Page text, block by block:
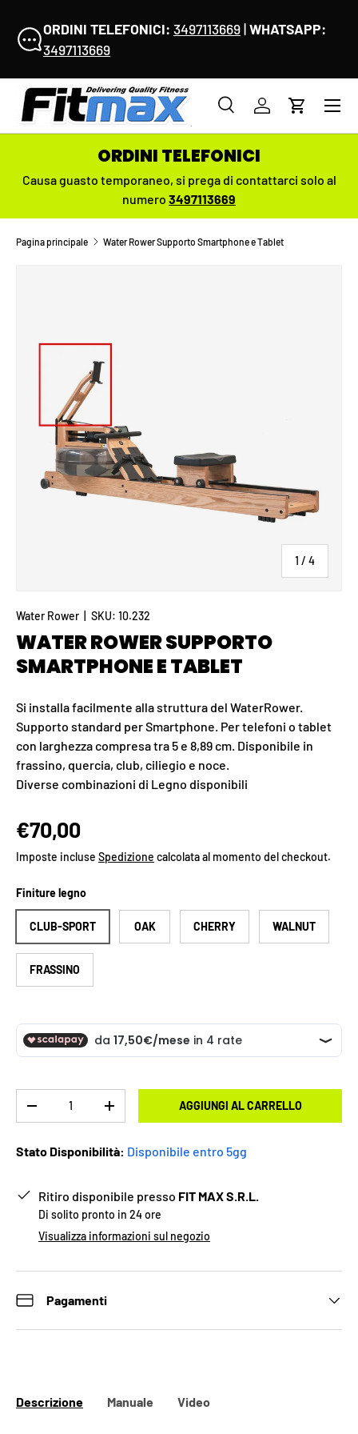
PASSA AI CONTENUTI
AGOSTO- Le spedizioni riprenderanno
regolarmente da
CercaAccediCarrello
Menu
ORDINI TELEFONICI
Causa guasto temporaneo, si prega di contattarci solo al
numero 3497113669
Pagina principale Water Rower Supporto Smartphone e Tablet
1 / di
4
Water Rower SKU: 10.232
WATER ROWER SUPPORTO
SMARTPHONE E TABLET
Si installa facilmente alla struttura del WaterRower.
Supporto standard per Smartphone. Per telefoni o tablet
con larghezza compresa tra 5 e 8,89 cm. Disponibile in
frassino, quercia, club, ciliegio e noce.
Diverse combinazioni di Legno disponibili
€70,00
Imposte incluse Spedizione calcolata al momento del checkout.
Finiture legno
CLUB-SPORT OAK CHERRY WALNUT
FRASSINO
-
+ AGGIUNGI AL CARRELLO
Stato Disponibilità: Disponibile entro 5gg
Ritiro disponibile presso FIT MAX S.R.L.
Di solito pronto in 24 ore
Visualizza informazioni sul negozio
Pagamenti
Descrizione Manuale Video